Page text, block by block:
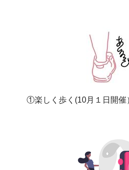
①楽しく歩く(10月１日開催